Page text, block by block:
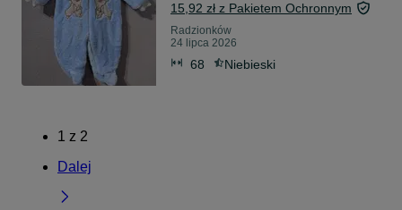
15,92 zł z Pakietem Ochronnym
Radzionków
24 lipca 2026
68 Niebieski
1 z 2
Dalej